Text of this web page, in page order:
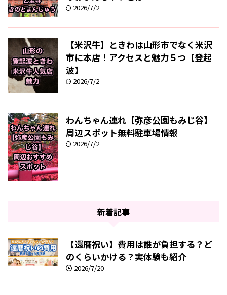
2026/7/2
【米沢牛】ときわは山形市でなく米沢
市に本店！アクセスと魅力５つ【登起
波】
2026/7/2
わんちゃん連れ【弥彦公園もみじ谷】
周辺スポット無料駐車場情報
2026/7/2
新着記事
【還暦祝い】費用は誰が負担する？ど
のくらいかける？実体験も紹介
2026/7/20